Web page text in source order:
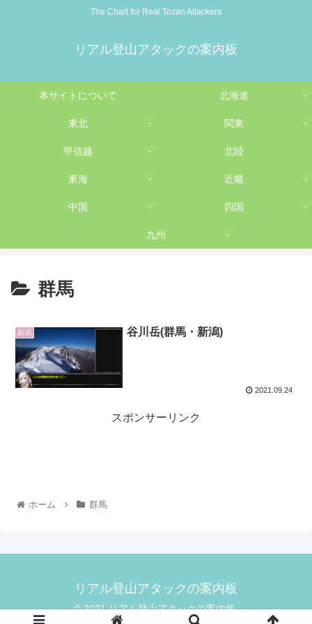
The Chart for Real Tozan Attackers
リアル登山アタックの案内板
本サイトについて 北海道
東北 関東
甲信越 北陸
東海 近畿
中国 四国
九州
群馬
新潟 谷川岳(群馬・新潟)
2021.09.24
スポンサーリンク
ホーム 群馬
リアル登山アタックの案内板
© 2021 リアル登山アタックの案内板.